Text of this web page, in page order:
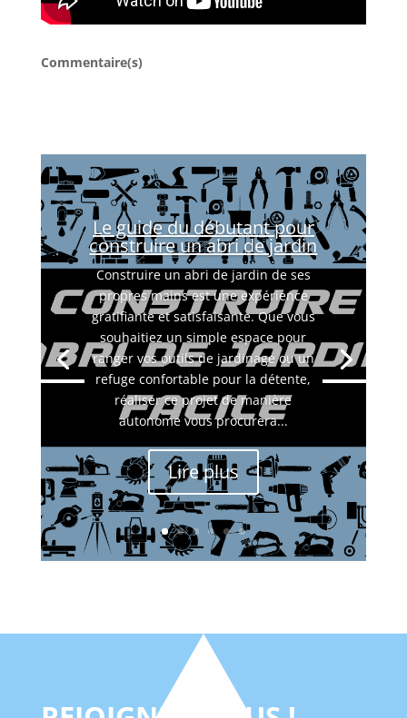
Commentaire(s)
Le guide du débutant pour
construire un abri de jardin
Construire un abri de jardin de ses
propres mains est une expérience
gratifiante et satisfaisante. Que vous
souhaitiez un simple espace pour
ranger vos outils de jardinage ou un
refuge confortable pour la détente,
réaliser ce projet de manière
autonome vous procurera...
Lire plus